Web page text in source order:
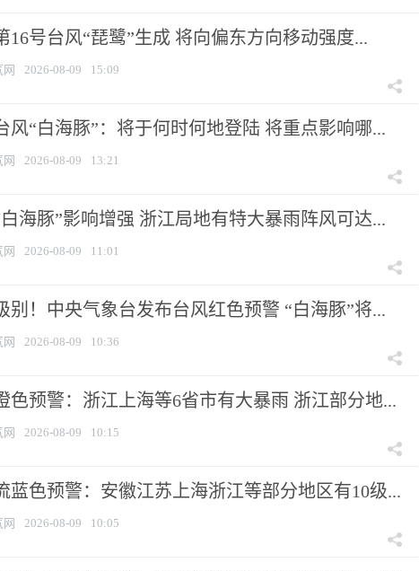
16号台风“琵鹭”生成 将向偏东方向移动强度...
网 2026-08-09 15:09
风“白海豚”：将于何时何地登陆 将重点影响哪...
网 2026-08-09 13:21
海豚”影响增强 浙江局地有特大暴雨阵风可达...
网 2026-08-09 11:01
别！中央气象台发布台风红色预警 “白海豚”将...
网 2026-08-09 10:36
色预警：浙江上海等6省市有大暴雨 浙江部分地...
网 2026-08-09 10:15
蓝色预警：安徽江苏上海浙江等部分地区有10级...
网 2026-08-09 10:05